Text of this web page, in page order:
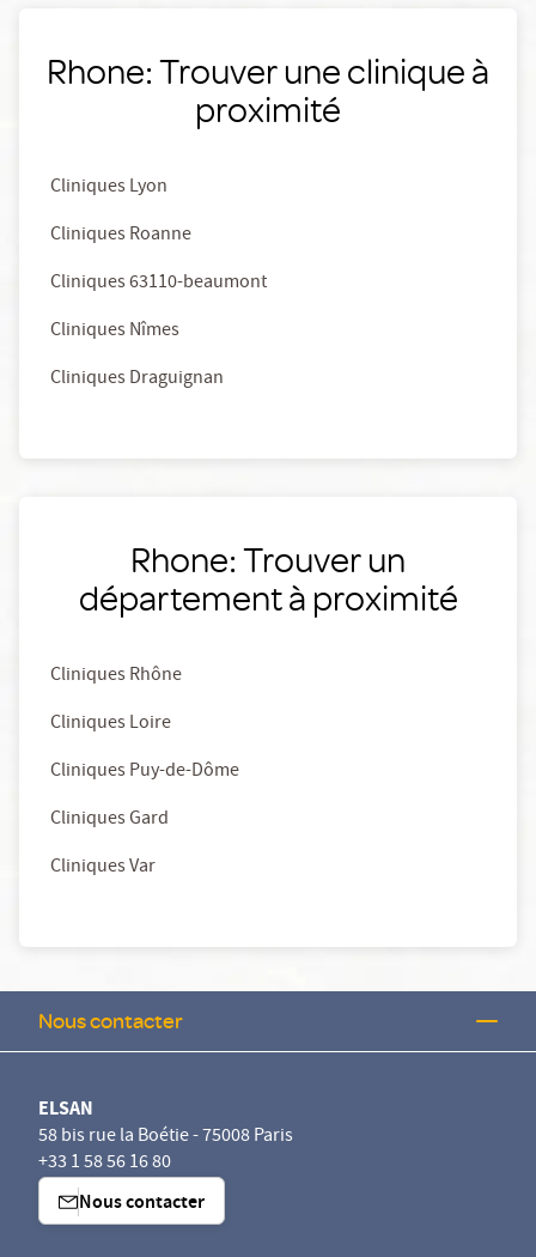
Rhone: Trouver une clinique à
proximité
Cliniques Lyon
Cliniques Roanne
Cliniques 63110-beaumont
Cliniques Nîmes
Cliniques Draguignan
Rhone: Trouver un
département à proximité
Cliniques Rhône
Cliniques Loire
Cliniques Puy-de-Dôme
Cliniques Gard
Cliniques Var
Nous contacter
ELSAN
58 bis rue la Boétie - 75008 Paris
+33 1 58 56 16 80
Nous contacter